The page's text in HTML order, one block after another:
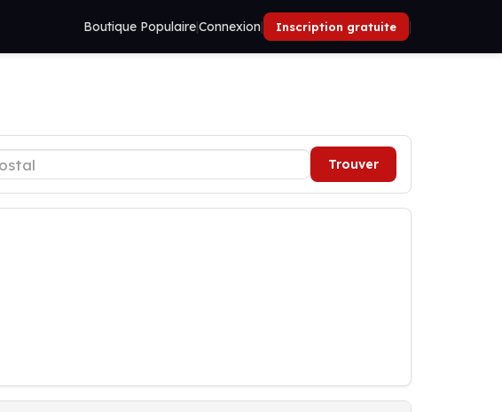
Boutique Populaire|Connexion| Inscription gratuite |
Trouver